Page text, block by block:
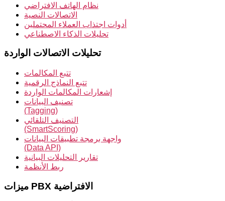
نظام الهاتف الافتراضي
الاتصالات النصية
أدوات اجتذاب العملاء المحتملين
تحليلات الذكاء الاصطناعي
تحليلات الاتصالات الواردة
تتبع المكالمات
تتبع النماذج الرقمية
إشعارات المكالمات الواردة
تصنيف البيانات
(Tagging)
التصنيف التلقائي
(SmartScoring)
واجهة برمجة تطبيقات البيانات
(Data API)
تقارير التحليلات البيانية
ربط الأنظمة
ميزات PBX الافتراضية